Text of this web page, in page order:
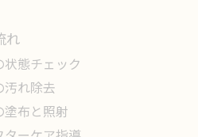
れ
態チェック
汚れ除去
塗布と照射